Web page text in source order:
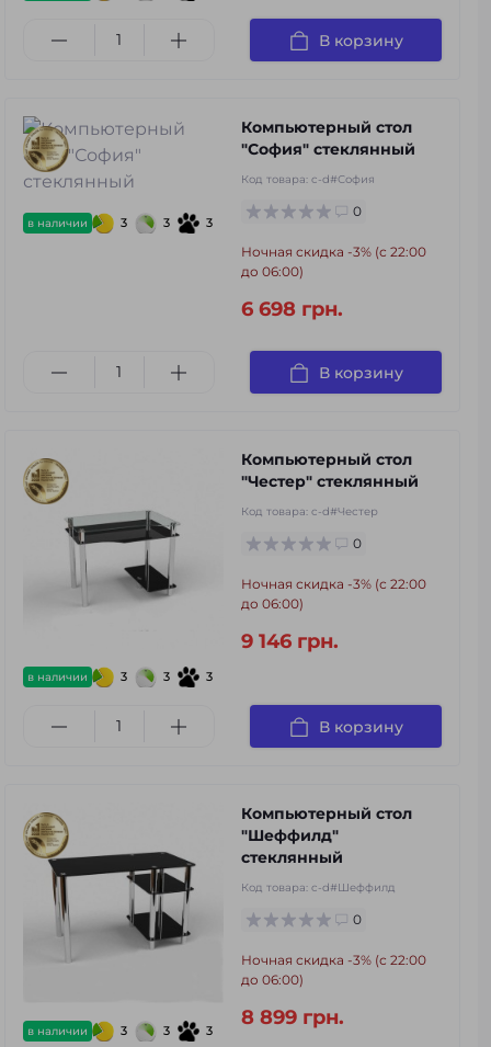
В корзину
в наличии 3 3 3
Компьютерный стол
"София" стеклянный
Код товара: c-d#София
0
Ночная скидка -3% (с 22:00
до 06:00)
6 698 грн.
В корзину
в наличии 3 3 3
Компьютерный стол
"Честер" стеклянный
Код товара: c-d#Честер
0
Ночная скидка -3% (с 22:00
до 06:00)
9 146 грн.
В корзину
в наличии 3 3 3
Компьютерный стол
"Шеффилд"
стеклянный
Код товара: c-d#Шеффилд
0
Ночная скидка -3% (с 22:00
до 06:00)
8 899 грн.